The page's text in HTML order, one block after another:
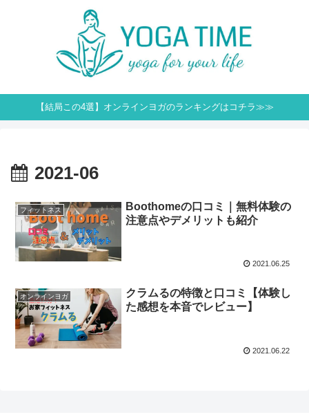
【結局この4選】オンラインヨガのランキングはコチラ≫≫
2021-06
フィットネス
Boothomeの口コミ｜無料体験の
注意点やデメリットも紹介
2021.06.25
オンラインヨガ
クラムるの特徴と口コミ【体験し
た感想を本音でレビュー】
2021.06.22